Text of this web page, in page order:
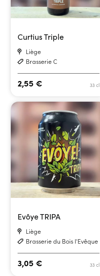
Curtius Triple
Liège
Brasserie C
33 cl
2,55€
Evôye TRIPA
Liège
Brasserie du Bois l'Evêque
33 cl
3,05€